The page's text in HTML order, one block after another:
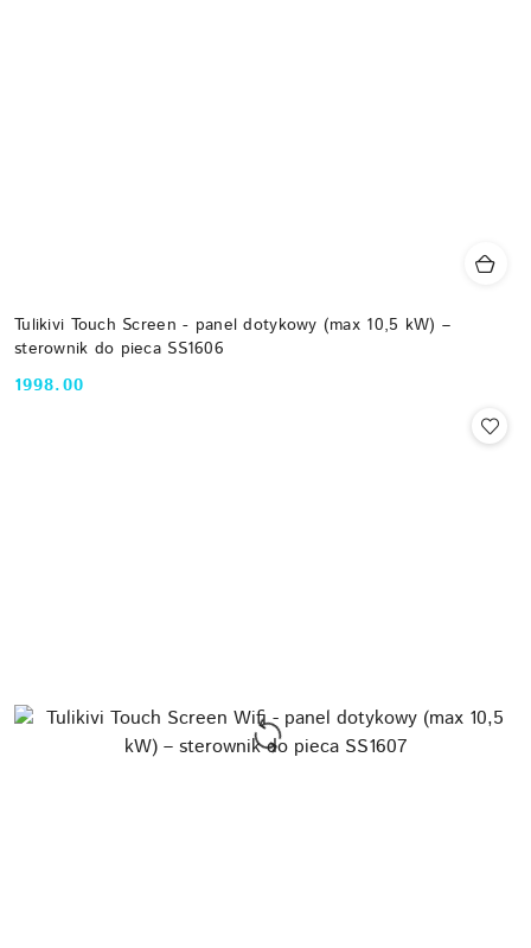
Tulikivi Touch Screen - panel dotykowy (max 10,5 kW) –
sterownik do pieca SS1606
Cena:
1998.00